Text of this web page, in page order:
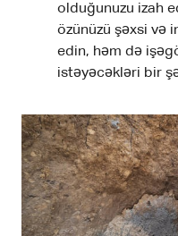
olduğunuzu izah
özünüzü şəxsi və
edin, həm də
istəyəcəkləri bir